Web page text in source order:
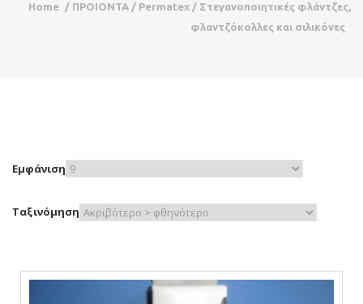
Home / ΠΡΟΙΟΝΤΑ / Permatex / Στεγανοποιητικές φλάντζες,
φλαντζόκολλες και σιλικόνες
Εμφάνιση
Ταξινόμηση